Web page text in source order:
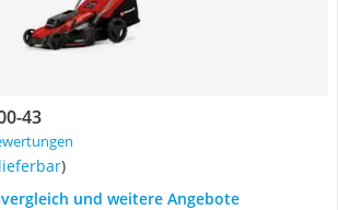
43
lieferbar)
und weitere Angebote